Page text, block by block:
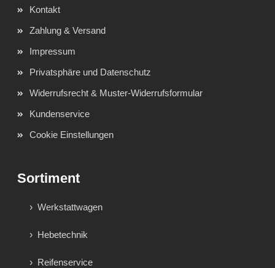
Kontakt
Zahlung & Versand
Impressum
Privatsphäre und Datenschutz
Widerrufsrecht & Muster-Widerrufsformular
Kundenservice
Cookie Einstellungen
Sortiment
Werkstattwagen
Hebetechnik
Reifenservice